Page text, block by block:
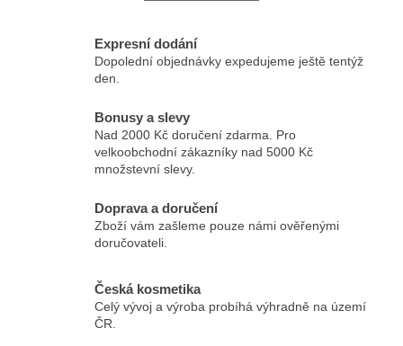
Expresní dodání
Dopolední objednávky expedujeme ještě tentýž
den.
Bonusy a slevy
Nad 2000 Kč doručení zdarma. Pro
velkoobchodní zákazníky nad 5000 Kč
množstevní slevy.
Doprava a doručení
Zboží vám zašleme pouze námi ověřenými
doručovateli.
Česká kosmetika
Celý vývoj a výroba probíhá výhradně na území
ČR.